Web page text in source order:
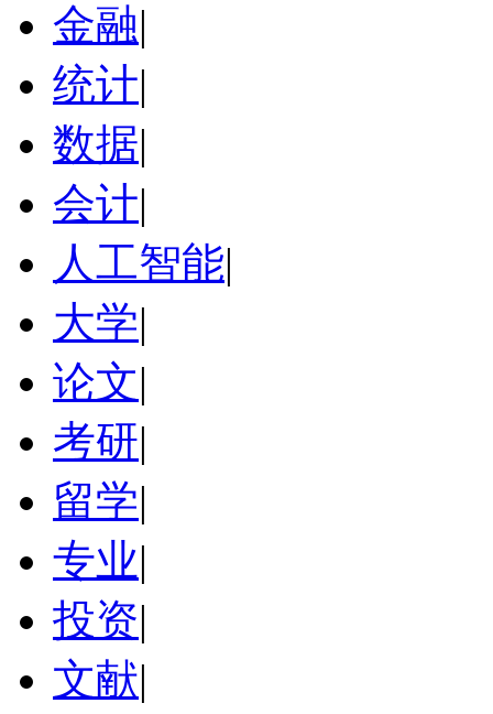
金融|
统计|
数据|
会计|
人工智能|
大学|
论文|
考研|
留学|
专业|
投资|
文献|